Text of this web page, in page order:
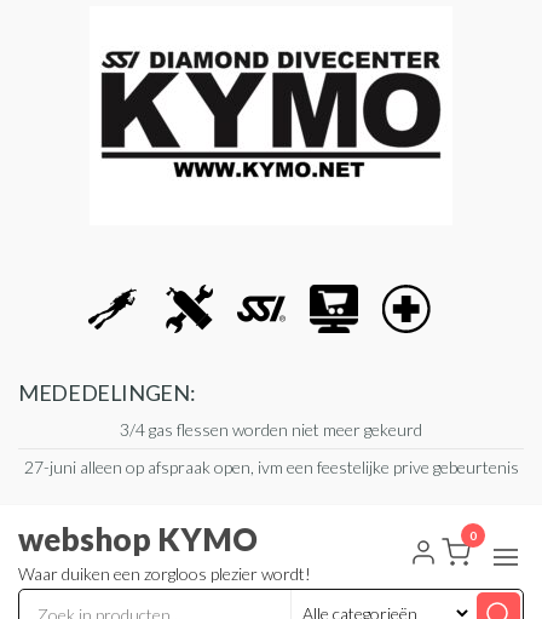
MEDEDELINGEN:
3/4 gas flessen worden niet meer gekeurd
27-juni alleen op afspraak open, ivm een feestelijke prive gebeurtenis
webshop KYMO
Waar duiken een zorgloos plezier wordt!
0